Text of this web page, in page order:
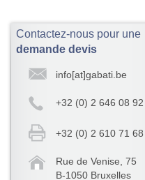
Contactez-nous pour une
demande devis
info[at]gabati.be
+32 (0) 2 646 08 92
+32 (0) 2 610 71 68
Rue de Venise, 75
B-1050 Bruxelles